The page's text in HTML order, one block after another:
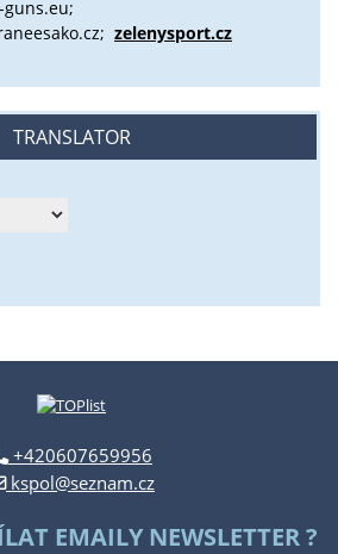
zelenysport.cz
TRANSLATOR
+420607659956
kspol@seznam.cz
EMAILY NEWSLETTER ?